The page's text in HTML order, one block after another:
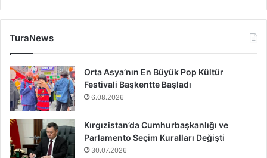
TuraNews
Orta Asya’nın En Büyük Pop Kültür
Festivali Başkentte Başladı
6.08.2026
Kırgızistan’da Cumhurbaşkanlığı ve
Parlamento Seçim Kuralları Değişti
30.07.2026